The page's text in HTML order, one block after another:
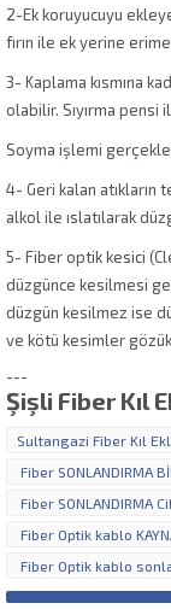
2-Ek koruyucuyu
fırın ile ek yerine
3- Kaplama kısmına
olabilir. Sıyırma pensi
Soyma işlemi
4- Geri kalan atıkların
alkol ile ıslatılarak
5- Fiber optik kesici
düzgünce kesilmesi
düzgün kesilmez ise
ve kötü kesimler
---
Şişli Fiber Kıl
Sultangazi Fiber Kıl
Fiber SONLANDIRMA
Fiber SONLANDIRMA
Fiber Optik kablo
Fiber Optik kablo